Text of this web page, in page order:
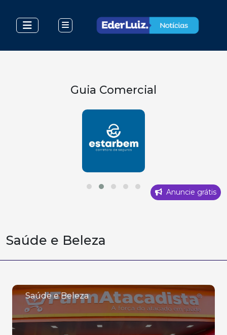
Guia Comercial
Anuncie grátis
Saúde e Beleza
Saúde e Beleza